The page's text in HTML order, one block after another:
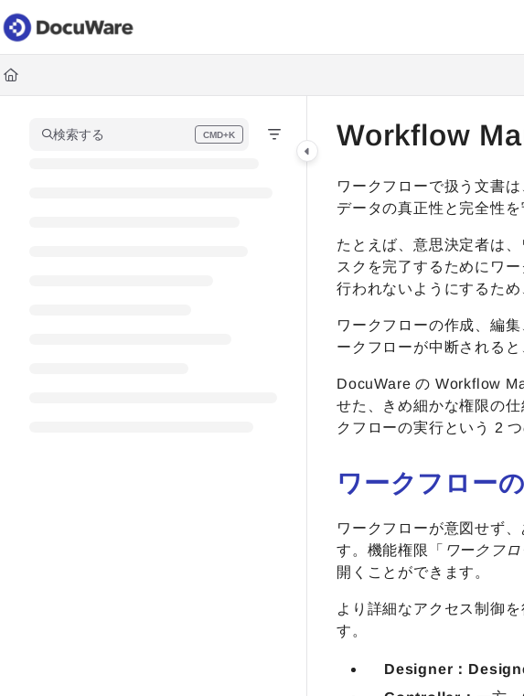
Documentation Index
Fetch the complete documentation index at:
Use this file to discover all available pages before exploring further.
検索する CMD+K
Press CMD+K to open search Workflow
ワークフローで扱う文書
データの真正性と完全性
たとえば、意思決定者は
スクを完了するためにワ
行われないようにするた
ワークフローの作成、編
ークフローが中断される
DocuWare の Workflow
せた、きめ細かな権限の
クフローの実行という 2
ワークフロー
ワークフローが意図せず
す。機能権限「 ワークフ
開くことができます。
より詳細なアクセス制御
す。
Designer：